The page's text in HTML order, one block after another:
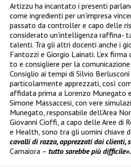
Artizzu ha incantato i presenti
come ingredienti per un’impresa
passato da controller e capo delle
considerato un’intelligenza raffina-
talenti. Tra gli altri docenti anche i
Fantozzi e Giorgio Lainati. L’ex firma
to e consigliere per la
Consiglio ai tempi di Silvio
particolarmente apprezzati, così
affidata prima a Lorenzo Munegato
Simone Massaccesi, con vere
Munegato, responsabile dell’Area
Giovanni Cioffi, a capo delle Aree di
e Health, sono tra gli uomini chiave
cavalli di razza, apprezzati dai clienti,
Camaiora – tutto sarebbe più difficile».